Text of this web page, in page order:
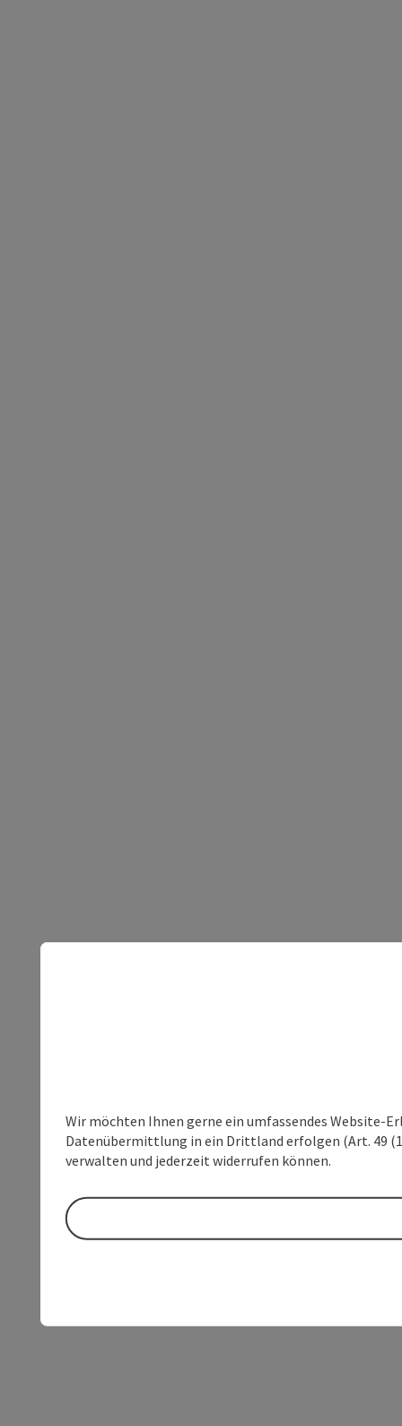
Wir möchten Ihnen gerne ein umfassendes Website-
Datenübermittlung in ein Drittland erfolgen (Art. 49
verwalten und jederzeit widerrufen können.